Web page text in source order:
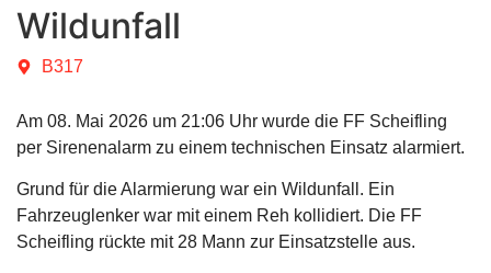
Wildunfall
B317
Am 08. Mai 2026 um 21:06 Uhr wurde die FF Scheifling
per Sirenenalarm zu einem technischen Einsatz alarmiert.
Grund für die Alarmierung war ein Wildunfall. Ein
Fahrzeuglenker war mit einem Reh kollidiert. Die FF
Scheifling rückte mit 28 Mann zur Einsatzstelle aus.